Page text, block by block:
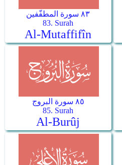
٨٣ سورة المطفّفين
83. Surah
Al-Mutaffifîn
٨٥ سورة البروج
85. Surah
Al-Burûj